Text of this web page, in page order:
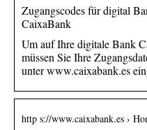
Zugangscodes für digital
CaixaBank
Um auf Ihre digitale Bank
müssen Sie Ihre
unter www.caixabank.es
http s://www.caixabank.es ›